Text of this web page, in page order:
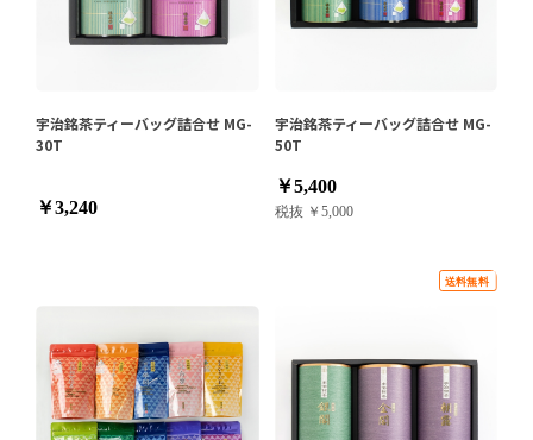
宇治銘茶ティーバッグ詰合せ MG-
30T
￥3,240
宇治銘茶ティーバッグ詰合せ MG-
50T
￥5,400
税抜 ￥5,000